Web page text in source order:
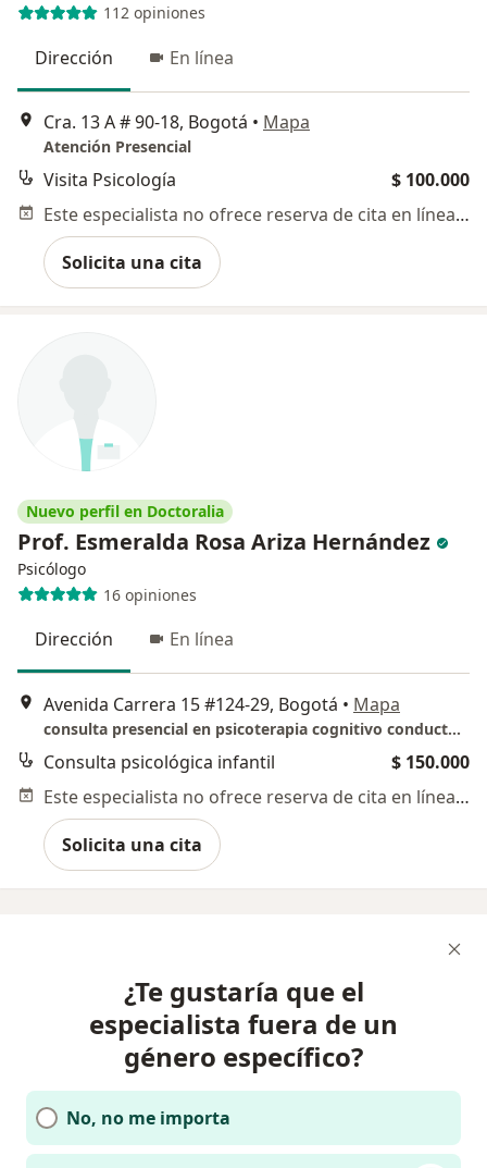
112 opiniones
Dirección En línea
Cra. 13 A # 90-18, Bogotá • Mapa
Atención Presencial
Visita Psicología
$ 100.000
Este especialista no ofrece reserva de cita en línea en esta dirección.
Solicita una cita
Nuevo perfil en Doctoralia
Prof. Esmeralda Rosa Ariza Hernández
Psicólogo
16 opiniones
Dirección En línea
Avenida Carrera 15 #124-29, Bogotá • Mapa
consulta presencial en psicoterapia cognitivo conductual
Consulta psicológica infantil
$ 150.000
Este especialista no ofrece reserva de cita en línea en esta dirección.
Solicita una cita
¿Te gustaría que el
especialista fuera de un
género específico?
No, no me importa